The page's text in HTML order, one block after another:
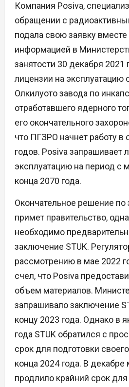
Компания Posiva,
обращении с
подала свою заявку
информацией в
занятости 30 декабря 2021
лицензии на эксплуатацию
Олкилуото завода по
отработавшего ядерного
его окончательного
что ПГЗРО начнет работу в
годов. Posiva запрашивает
эксплуатацию на период с
конца 2070 года.
Окончательное решение по
примет правительство,
необходимо
заключение STUK.
рассмотрению в мае 2022
счел, что Posiva
объем материалов.
запрашивало заключение
концу 2023 года. Однако в
года STUK обратился с
срок для подготовки
конца 2024 года. В декабре
продлило крайний срок